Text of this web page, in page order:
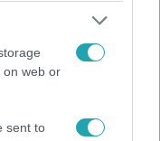
on web or
sent to
helyszínelést.